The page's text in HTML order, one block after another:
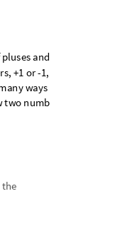
pluses and
rs, +1 or-1,
anyways
two numb
the